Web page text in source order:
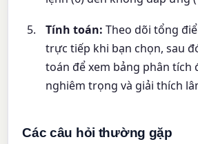
Tính toán: Theo dõi tổng
trực tiếp khi bạn chọn, sau
toán để xem bảng phân tích
nghiêm trọng và giải thích
Các câu hỏi thường gặp